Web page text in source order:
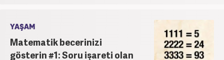
YAŞAM
Matematik becerinizi
gösterin #1: Soru işareti olan